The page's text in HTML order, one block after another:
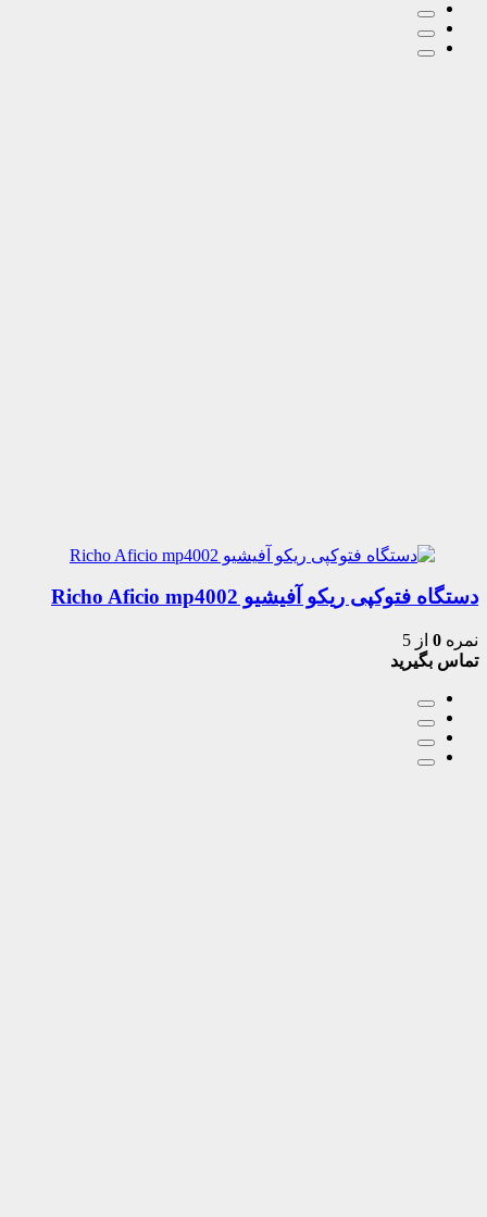
دستگاه فتوکپی ریکو آفیشیو Richo Aficio mp4002
نمره 0 از 5
تماس بگیرید